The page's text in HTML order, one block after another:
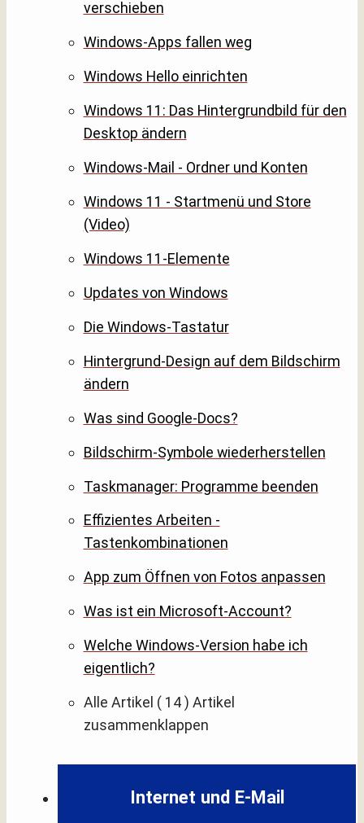
verschieben
Windows-Apps fallen weg
Windows Hello einrichten
Windows 11: Das Hintergrundbild für den
Desktop ändern
Windows-Mail - Ordner und Konten
Windows 11 - Startmenü und Store
(Video)
Windows 11-Elemente
Updates von Windows
Die Windows-Tastatur
Hintergrund-Design auf dem Bildschirm
ändern
Was sind Google-Docs?
Bildschirm-Symbole wiederherstellen
Taskmanager: Programme beenden
Effizientes Arbeiten -
Tastenkombinationen
App zum Öffnen von Fotos anpassen
Was ist ein Microsoft-Account?
Welche Windows-Version habe ich
eigentlich?
Alle Artikel ( 14 ) Artikel
zusammenklappen
Internet und E-Mail